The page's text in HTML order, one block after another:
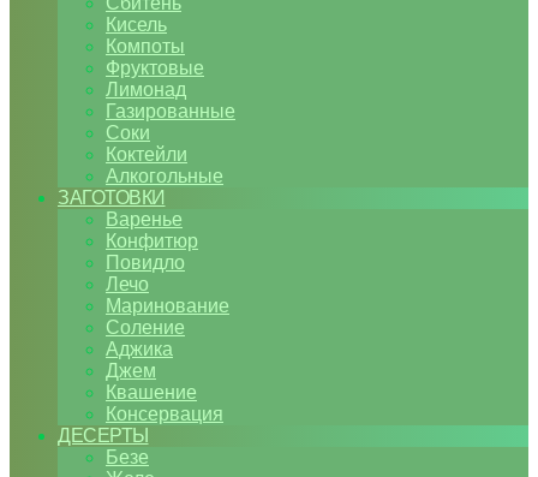
Кисель
Компоты
Фруктовые
Лимонад
Газированные
Соки
Коктейли
Алкогольные
ЗАГОТОВКИ
Варенье
Конфитюр
Повидло
Лечо
Маринование
Соление
Аджика
Джем
Квашение
Консервация
ДЕСЕРТЫ
Безе